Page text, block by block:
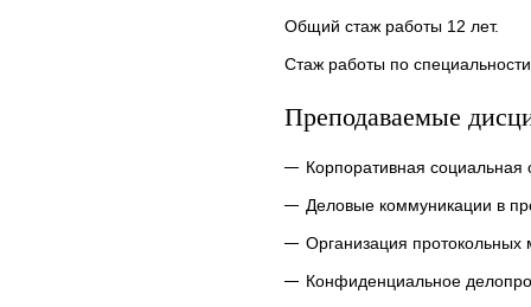
Общий стаж работы 12 лет.
Стаж работы по
Преподаваемые
Корпоративная социальная
Деловые коммуникации в
Организация протокольных
Конфиденциальное